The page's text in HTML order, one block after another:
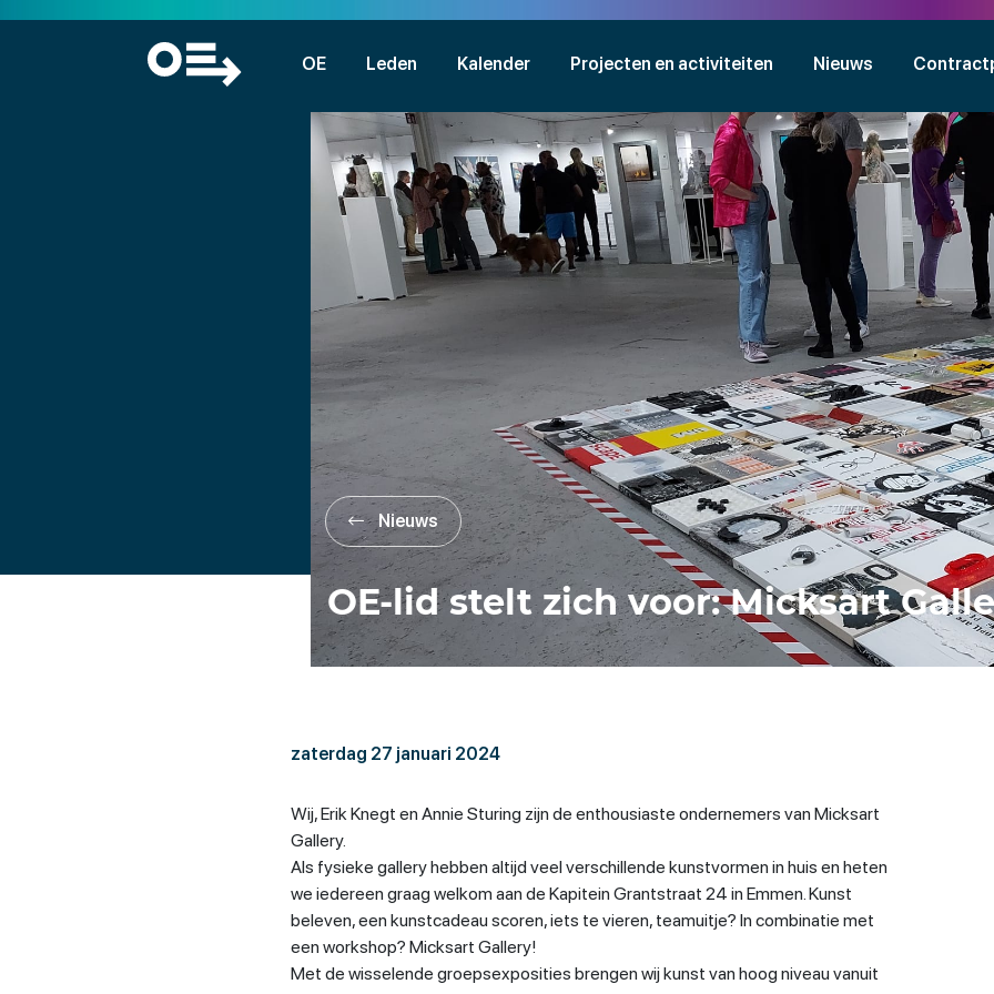
OE Leden Kalender Projecten en activiteiten Nieuws
Nieuws
OE-lid stelt zich voor: Micksart
zaterdag 27 januari 2024
Wij, Erik Knegt en Annie Sturing zijn de enthousiaste ondernemers van Micksart
Gallery.
Als fysieke gallery hebben altijd veel verschillende kunstvormen in huis en heten
we iedereen graag welkom aan de Kapitein Grantstraat 24 in Emmen. Kunst
beleven, een kunstcadeau scoren, iets te vieren, teamuitje? In combinatie met
een workshop? Micksart Gallery!
Met de wisselende groepsexposities brengen wij kunst van hoog niveau vanuit